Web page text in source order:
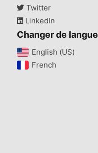
Twitter
LinkedIn
Changer de langue
English (US)‎
French‎